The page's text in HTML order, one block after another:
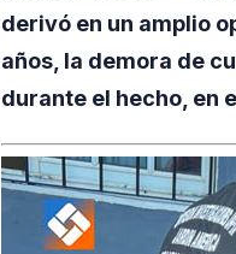
derivó en un amplio
años, la demora de
durante el hecho, en